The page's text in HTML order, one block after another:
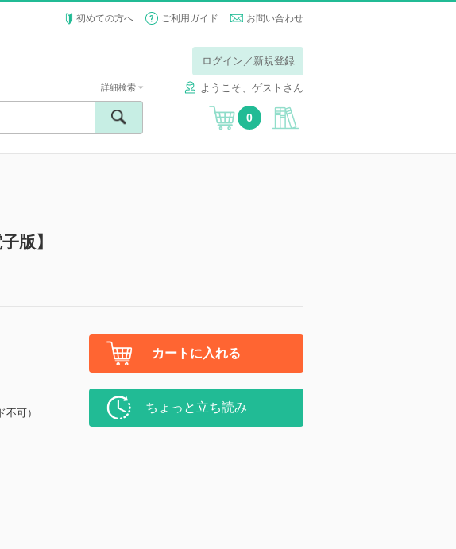
初めての方へ ご利用ガイド お問い合わせ
ログイン／新規登録
ようこそ、ゲストさん
詳細検索
0
版】
可）
カートに入れる
ちょっと立ち読み